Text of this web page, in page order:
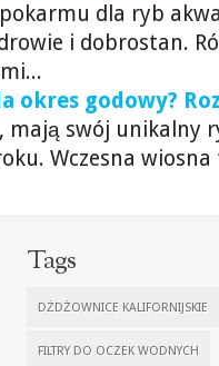
dla ryb
i dobrostan.
okres godowy?
mają swój unikalny
Wczesna wiosna
Tags
DŻDŻOWNICE KALIFORNIJSKIE
FILTRY DO OCZEK WODNYCH